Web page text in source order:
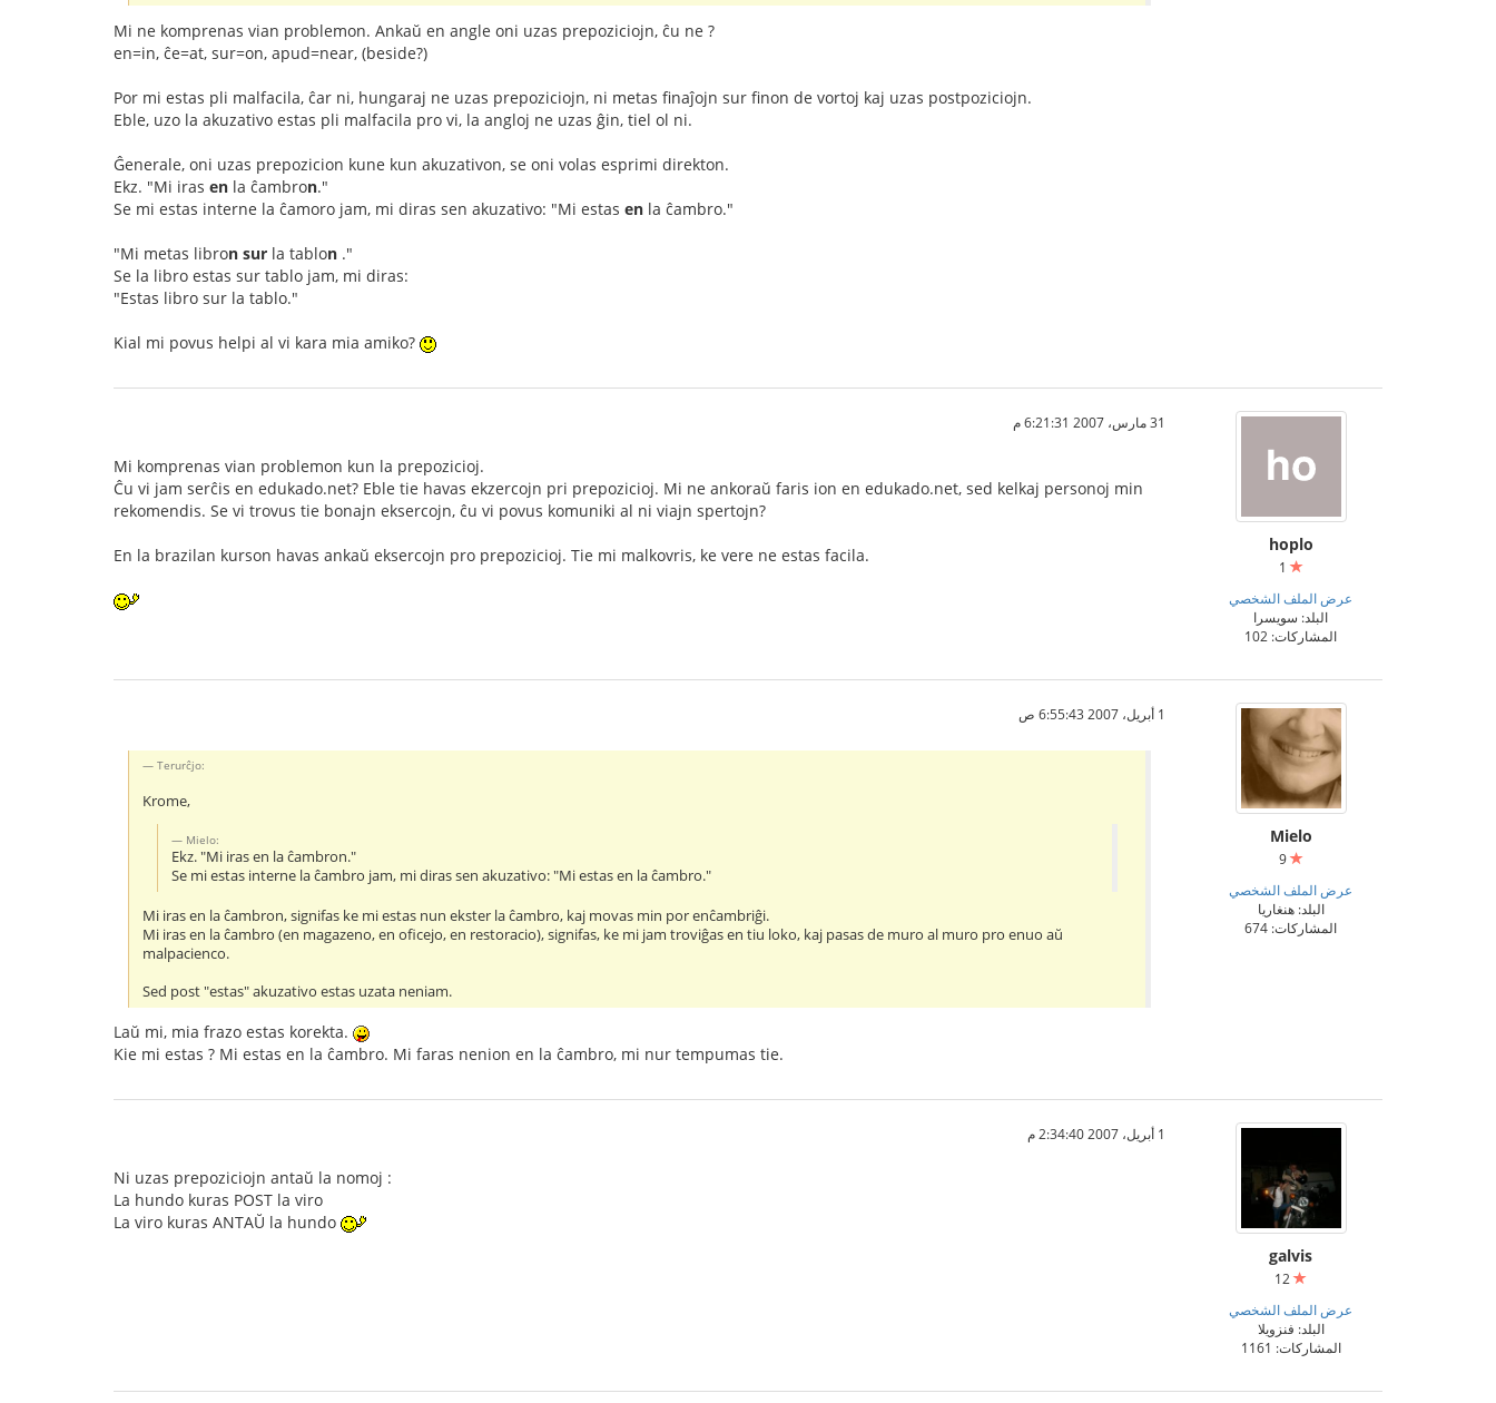
Mi ne komprenas vian problemon. Ankaŭ en angle oni uzas prepoziciojn, ĉu ne ?
en=in, ĉe=at, sur=on, apud=near, (beside?)
Por mi estas pli malfacila, ĉar ni, hungaraj ne uzas prepoziciojn, ni metas finaĵojn sur finon de vortoj kaj uzas postpoziciojn.
Eble, uzo la akuzativo estas pli malfacila pro vi, la angloj ne uzas ĝin, tiel ol ni.
Ĝenerale, oni uzas prepozicion kune kun akuzativon, se oni volas esprimi direkton.
Ekz. "Mi iras en la ĉambron."
Se mi estas interne la ĉamoro jam, mi diras sen akuzativo: "Mi estas en la ĉambro."
"Mi metas libron sur la tablon ."
Se la libro estas sur tablo jam, mi diras:
"Estas libro sur la tablo."
Kial mi povus helpi al vi kara mia amiko?
hoplo
عرض الملف الشخصي
البلد: سويسرا
المشاركات: 102
31 مارس، 2007 6:21:31 م
Mi komprenas vian problemon kun la prepozicioj.
Ĉu vi jam serĉis en edukado.net? Eble tie havas ekzercojn pri prepozicioj. Mi ne ankoraŭ faris ion en edukado.net, sed kelkaj personoj min
rekomendis. Se vi trovus tie bonajn eksercojn, ĉu vi povus komuniki al ni viajn spertojn?
En la brazilan kurson havas ankaŭ eksercojn pro prepozicioj. Tie mi malkovris, ke vere ne estas facila.
Mielo
9
عرض الملف الشخصي
البلد: هنغاريا
المشاركات: 674
1 أبريل، 2007 6:55:43 ص
Terurĉjo:
Krome,
Mielo:
Ekz. "Mi iras en la ĉambron."
Se mi estas interne la ĉambro jam, mi diras sen akuzativo: "Mi estas en la ĉambro."
Mi iras en la ĉambron, signifas ke mi estas nun ekster la ĉambro, kaj movas min por enĉambriĝi.
Mi iras en la ĉambro (en magazeno, en oficejo, en restoracio), signifas, ke mi jam troviĝas en tiu loko, kaj pasas de muro al muro pro enuo aŭ
malpacienco.
Sed post "estas" akuzativo estas uzata neniam.
Laŭ mi, mia frazo estas korekta.
Kie mi estas ? Mi estas en la ĉambro. Mi faras nenion en la ĉambro, mi nur tempumas tie.
galvis
عرض الملف الشخصي
البلد: فنزويلا
المشاركات: 1161
1 أبريل، 2007 2:34:40 م
Ni uzas prepoziciojn antaŭ la nomoj :
La hundo kuras POST la viro
La viro kuras ANTAŬ la hundo